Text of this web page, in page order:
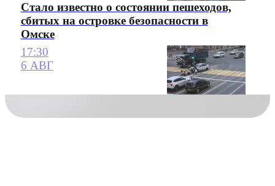
Стало известно о состоянии пешеходов,
сбитых на островке безопасности в
Омске
17:30
6 АВГ